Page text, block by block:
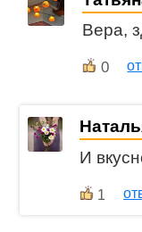
Вера,
0
И
1